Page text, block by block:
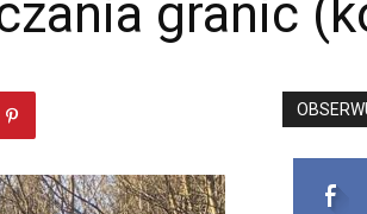
źródło
granic